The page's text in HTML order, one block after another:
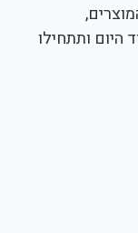
היום ותתחילו